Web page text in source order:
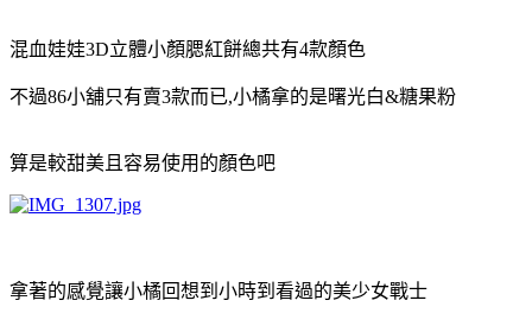
混血娃娃3D立體小顏腮紅餅總共有4款顏色
不過86小舖只有賣3款而已,小橘拿的是曙光白&糖果粉
算是較甜美且容易使用的顏色吧
拿著的感覺讓小橘回想到小時到看過的美少女戰士